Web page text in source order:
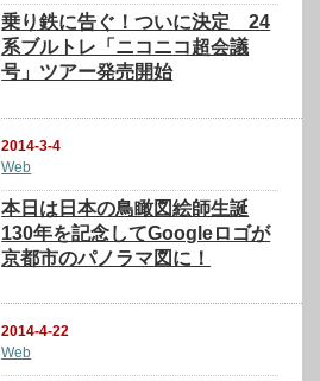
乗り鉄に告ぐ！ついに決定 24
系ブルトレ「ニコニコ超会議
号」ツアー発売開始
2014-3-4
Web
本日は日本の鳥瞰図絵師生誕
130年を記念してGoogleロゴが
京都市のパノラマ図に！
2014-4-22
Web